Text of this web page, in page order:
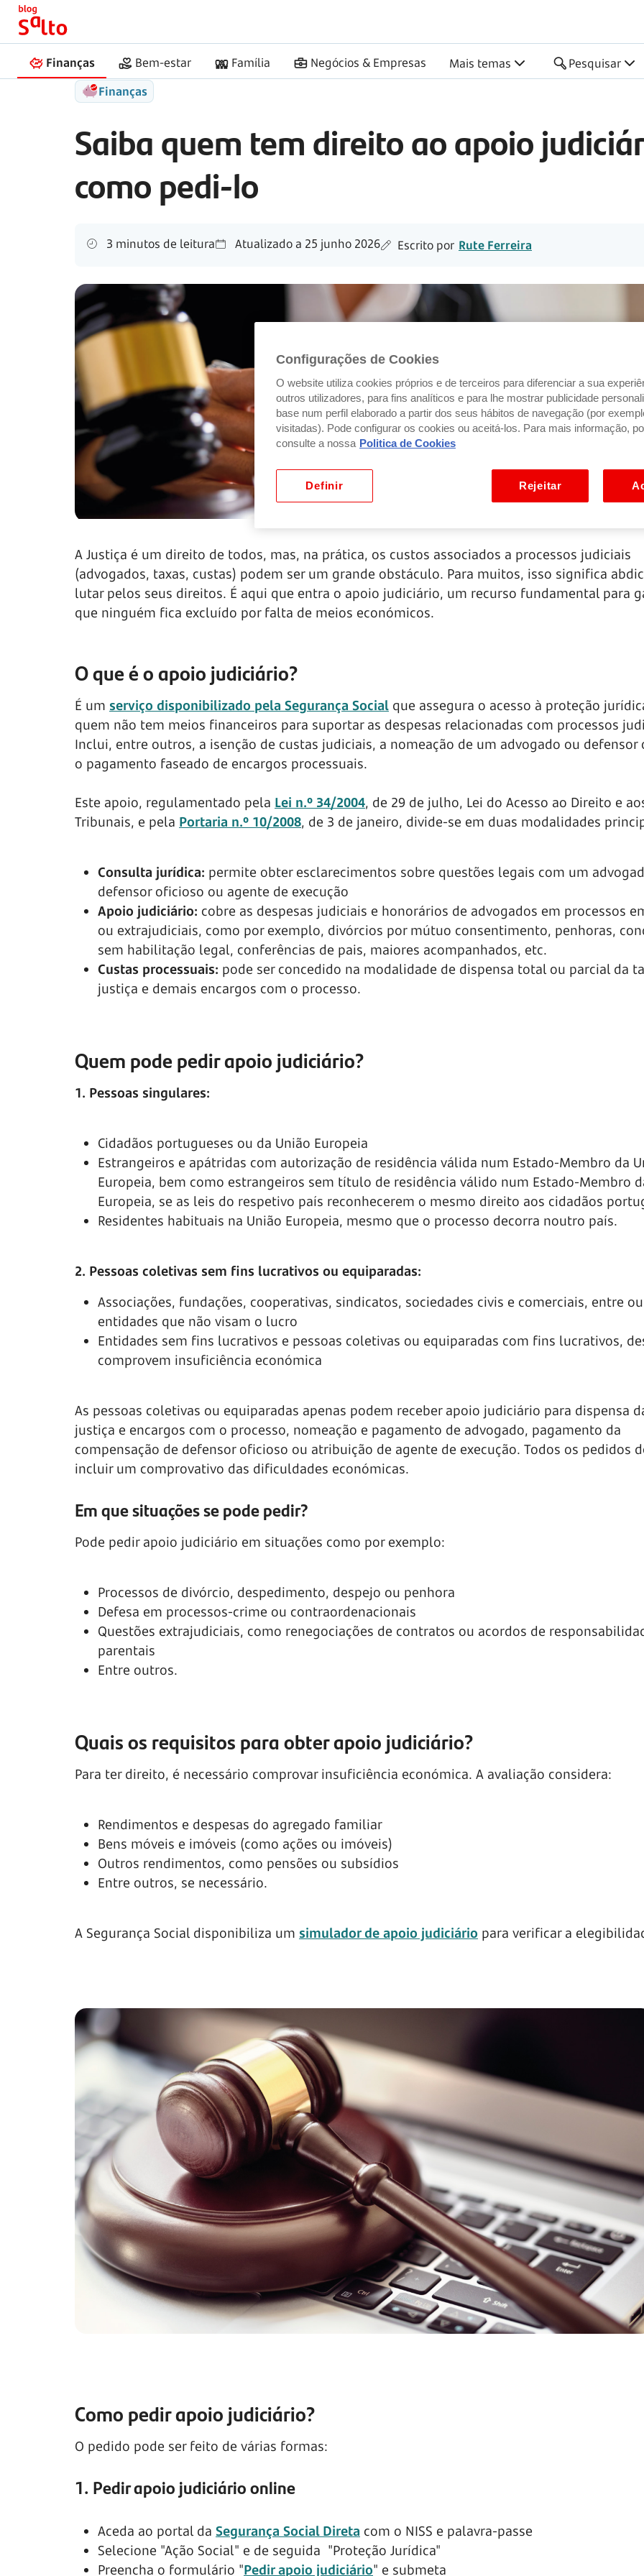
Finanças Bem-estar Família Negócios & Empresas Mais temas Pesquisar
Início
Finanças
Saiba quem tem direito ao apoio
comopedi-lo
3 minutos de leitura Atualizado a 25 junho 2026 Escrito por Rute Ferreira
A Justiça é um direito de todos, mas, na prática, os custos associados a processos judiciais
(advogados, taxas, custas) podem ser um grande obstáculo. Para muitos, isso significa
lutar pelos seus direitos. É aqui que entra o apoio judiciário, um recurso fundamental para
que ninguém fica excluído por falta de meios económicos.
O que é o apoio judiciário?
É um serviço disponibilizado pela Segurança Social que assegura o acesso à proteção
quem não tem meios financeiros para suportar as despesas relacionadas com processos
Inclui, entre outros, a isenção de custas judiciais, a nomeação de um advogado ou defensor
o pagamento faseado de encargos processuais.
Este apoio, regulamentado pela Lei n.º 34/2004, de 29 de julho, Lei do Acesso ao Direito e
Tribunais, e pela Portaria n.º 10/2008, de 3 de janeiro, divide-se em duas modalidades
Consulta jurídica: permite obter esclarecimentos sobre questões legais com um
defensor oficioso ou agente de execução
Apoio judiciário: cobre as despesas judiciais e honorários de advogados em processos
ou extrajudiciais, como por exemplo, divórcios por mútuo consentimento, penhoras,
sem habilitação legal, conferências de pais, maiores acompanhados, etc.
Custas processuais: pode ser concedido na modalidade de dispensa total ou parcial da
justiça e demais encargos com o processo.
Quem pode pedir apoio judiciário?
1. Pessoas singulares:
Cidadãos portugueses ou da União Europeia
Estrangeiros e apátridas com autorização de residência válida num Estado-Membro da
Europeia, bem como estrangeiros sem título de residência válido num Estado-Membro
Europeia, se as leis do respetivo país reconhecerem o mesmo direito aos cidadãos
Residentes habituais na União Europeia, mesmo que o processo decorra noutro país.
2. Pessoas coletivas sem fins lucrativos ou equiparadas:
Associações, fundações, cooperativas, sindicatos, sociedades civis e comerciais, entre
entidades que não visam o lucro
Entidades sem fins lucrativos e pessoas coletivas ou equiparadas com fins lucrativos,
comprovem insuficiência económica
As pessoas coletivas ou equiparadas apenas podem receber apoio judiciário para dispensa
justiça e encargos com o processo, nomeação e pagamento de advogado, pagamento da
compensação de defensor oficioso ou atribuição de agente de execução. Todos os pedidos
incluir um comprovativo das dificuldades económicas.
Em que situações se pode pedir?
Pode pedir apoio judiciário em situações como por exemplo:
Processos de divórcio, despedimento, despejo ou penhora
Defesa em processos-crime ou contraordenacionais
Questões extrajudiciais, como renegociações de contratos ou acordos de
parentais
Entre outros.
Quais os requisitos para obter apoio judiciário?
Para ter direito, é necessário comprovar insuficiência económica. A avaliação considera:
Rendimentos e despesas do agregado familiar
Bens móveis e imóveis (como ações ou imóveis)
Outros rendimentos, como pensões ou subsídios
Entre outros, se necessário.
A Segurança Social disponibiliza um simulador de apoio judiciário para verificar a
Como pedir apoio judiciário?
O pedido pode ser feito de várias formas:
1. Pedir apoio judiciário online
Aceda ao portal da Segurança Social Direta com o NISS e palavra-passe
Selecione "Ação Social" e de seguida "Proteção Jurídica"
Preencha o formulário "Pedir apoio judiciário" e submeta
Configurações de Cookies
O website utiliza cookies próprios e de terceiros para diferenciar a sua
outros utilizadores, para fins analíticos e para lhe mostrar publicidade
base num perfil elaborado a partir dos seus hábitos de navegação (por
visitadas). Pode configurar os cookies ou aceitá-los. Para mais informação,
consulte a nossa Politica de Cookies
Definir Rejeitar